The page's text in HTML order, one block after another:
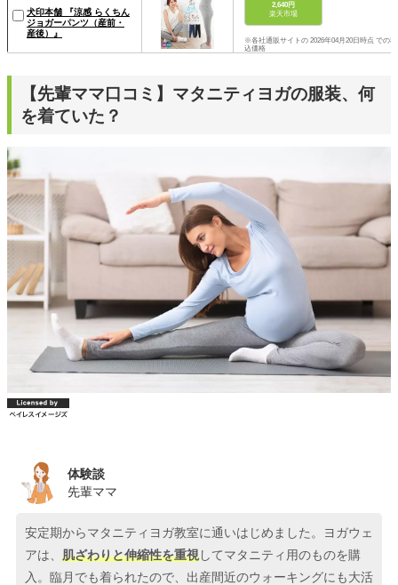
犬印本舗 『涼感 らくちん
ジョガーパンツ（産前・
産後）』
2,640円
楽天市場
※各社通販サイトの 2026年04月20日時点 での税
込価格
【先輩ママ口コミ】マタニティヨガの服装、何
を着ていた？
体験談
先輩ママ
安定期からマタニティヨガ教室に通いはじめました。ヨガウェ
アは、 肌ざわりと伸縮性を重視してマタニティ用のものを購
入。臨月でも着られたので、出産間近のウォーキングにも大活